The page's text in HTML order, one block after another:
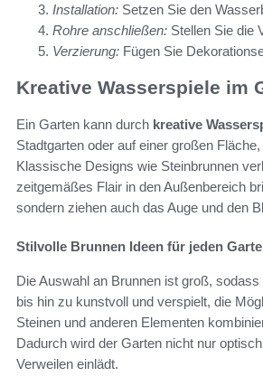
Installation: Setzen Sie den
Rohre anschließen: Stellen Sie die
Verzierung: Fügen Sie
Kreative Wasserspiele im
Ein Garten kann durch kreative
Stadtgarten oder auf einer großen Fläche,
Klassische Designs wie Steinbrunnen
zeitgemäßes Flair in den Außenbereich
sondern ziehen auch das Auge und den
Stilvolle Brunnen Ideen für jeden
Die Auswahl an Brunnen ist groß,
bis hin zu kunstvoll und verspielt, die
Steinen und anderen Elementen
Dadurch wird der Garten nicht nur
Verweilen einlädt.